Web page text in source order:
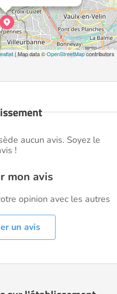
| Map data ©OpenStreetMapcontributors
aucun avis. Soyez le
!
mon avis
opinion avec les autres
un avis